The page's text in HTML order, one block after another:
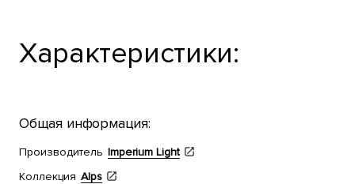
Характеристики:
Общая информация:
Производитель Imperium Light
Коллекция Alps